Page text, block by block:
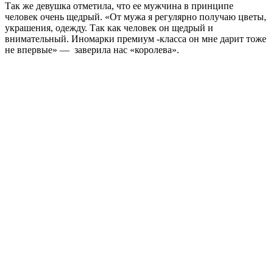
Так же девушка отметила, что ее мужчина в принципе
человек очень щедрый. «От мужа я регулярно получаю цветы,
украшения, одежду. Так как человек он щедрый и
внимательный. Иномарки премиум -класса он мне дарит тоже
не впервые» — заверила нас «королева».